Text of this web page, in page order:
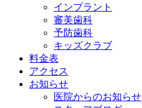
インプラント
審美歯科
予防歯科
キッズクラブ
料金表
アクセス
お知らせ
医院からのお知らせ